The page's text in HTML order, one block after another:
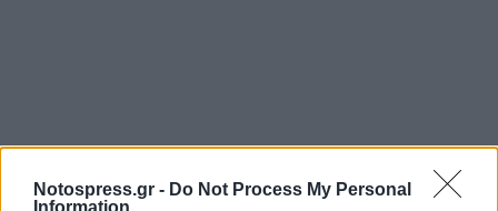
Notospress.gr - Do Not Process My Personal
Information